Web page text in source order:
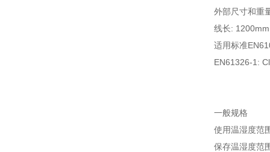
外部尺寸和重
线长:
适用标准
EN61326-1:
一般规格
使用温湿度
保存温湿度